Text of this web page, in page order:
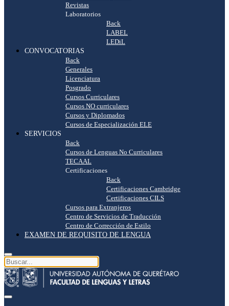
Revistas
Laboratorios
Back
LABEL
LEDiL
CONVOCATORIAS
Back
Generales
Licenciatura
Posgrado
Cursos Curriculares
Cursos NO curriculares
Cursos y Diplomados
Cursos de Especialización ELE
SERVICIOS
Back
Cursos de Lenguas No Curriculares
TECAAL
Certificaciones
Back
Certificaciones Cambridge
Certificaciones CILS
Cursos para Extranjeros
Centro de Servicios de Traducción
Centro de Corrección de Estilo
EXAMEN DE REQUISITO DE LENGUA